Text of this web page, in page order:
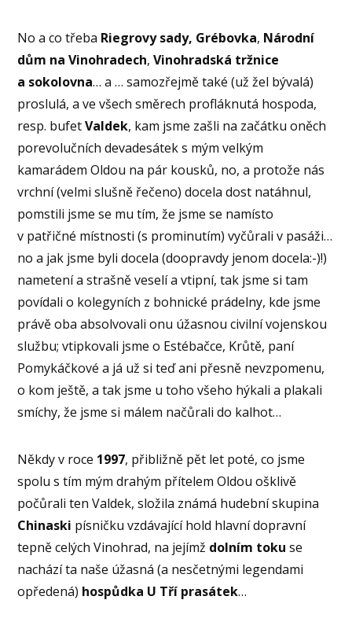
No a co třeba Riegrovy sady, Grébovka, Národní
dům na Vinohradech,Vinohradská tržnice
a sokolovna… a … samozřejmě také (už žel bývalá)
proslulá, a ve všech směrech profláknutá hospoda,
resp. bufetValdek, kam jsme zašli na začátku oněch
porevolučních devadesátek s mým velkým
kamarádem Oldou na pár kousků, no, a protože nás
vrchní (velmi slušně řečeno) docela dost natáhnul,
pomstili jsme se mu tím, že jsme se namísto
v patřičné místnosti (s prominutím) vyčůrali v pasáži…
no a jak jsme byli docela (doopravdy jenom docela:-)!)
nametení a strašně veselí a vtipní, tak jsme si tam
povídali o kolegyních z bohnické prádelny, kde jsme
právě oba absolvovali onu úžasnou civilní vojenskou
službu; vtipkovali jsme o Estébačce, Krůtě, paní
Pomykáčkové a já už si teď ani přesně nevzpomenu,
o kom ještě, a tak jsme u toho všeho hýkali a plakali
smíchy, že jsme si málem načůrali do kalhot…
Někdy v roce 1997, přibližně pět let poté, co jsme
spolu s tím mým drahým přítelem Oldou ošklivě
počůrali ten Valdek, složila známá hudební skupina
Chinaski písničku vzdávající hold hlavní dopravní
tepně celých Vinohrad, na jejímž dolním toku se
nachází ta naše úžasná (a nesčetnými legendami
opředená) hospůdka U Tří prasátek…